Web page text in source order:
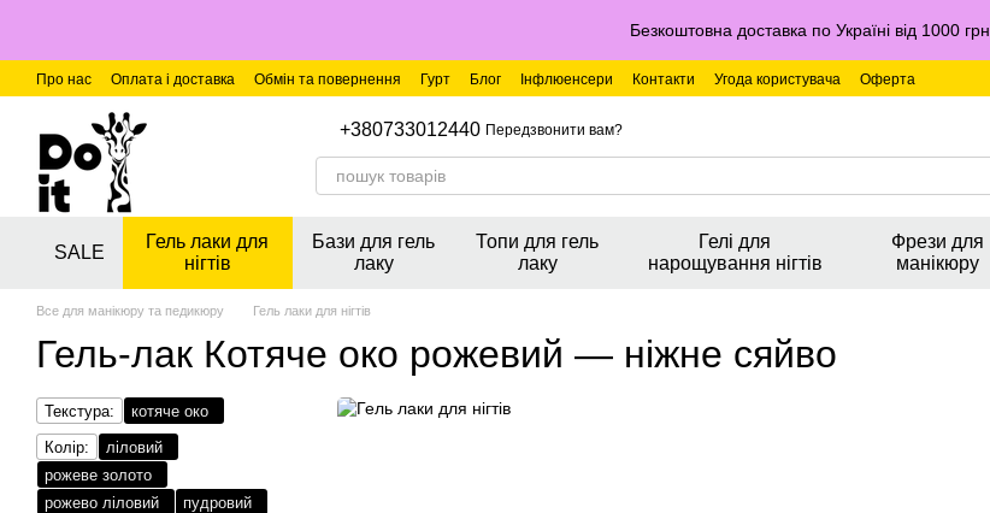
Безкоштовна доставка по Україні від 1000 грн
Про нас Оплата і доставка Обмін та повернення Гурт Блог Інфлюенсери Контакти Угода користувача Оферта
+380733012440 Передзвонити вам?
SALE
Гель лаки для
нігтів
Бази для гель
лаку
Топи для гель
лаку
Гелі для
нарощування нігтів
Фрези для
манікюру
Все для манікюру та педикюру Гель лаки для нігтів
Гель-лак Котяче око рожевий — ніжне сяйво
Текстура:
котяче око
Колір:
ліловий
рожеве золото
рожево ліловий
пудровий